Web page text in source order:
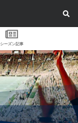
シーズン記事